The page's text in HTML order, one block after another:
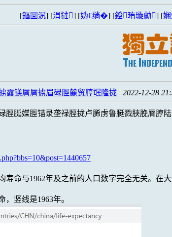
[鏂囬泦] [涓撻] [妫€绱�] [鐙珛璇勮] [
露镁脣脣掳眉碌脛麓贸脝氓隆拢 2022-12-28
脛脠媒脛锚录垄禄脛拢卢脪虏鲁脡戮脥脕脣脝
寿命与1962年及之前的人口数字完全无关。
竖线是1963年。